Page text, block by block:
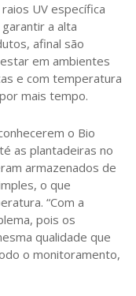
UV específica
a alta
afinal são
em ambientes
e com temperatura
mais tempo.
o Bio
as plantadeiras no
armazenados de
o que
“Com a
pois os
qualidade que
o monitoramento,